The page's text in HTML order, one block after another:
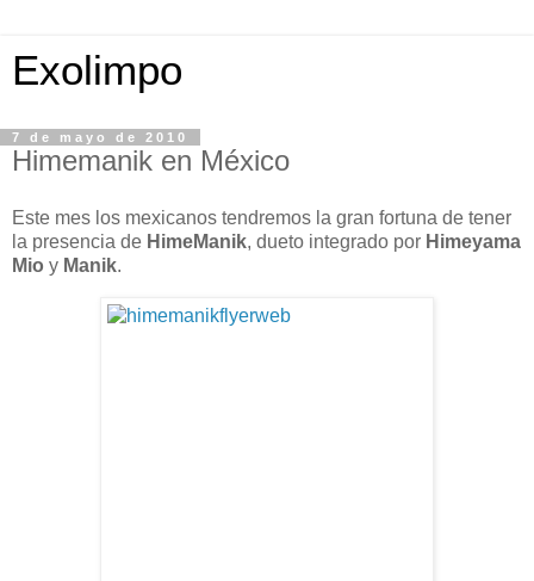
Exolimpo
7 de mayo de 2010
Himemanik en México
Este mes los mexicanos tendremos la gran fortuna de tener
la presencia de HimeManik, dueto integrado por Himeyama
Mio y Manik.